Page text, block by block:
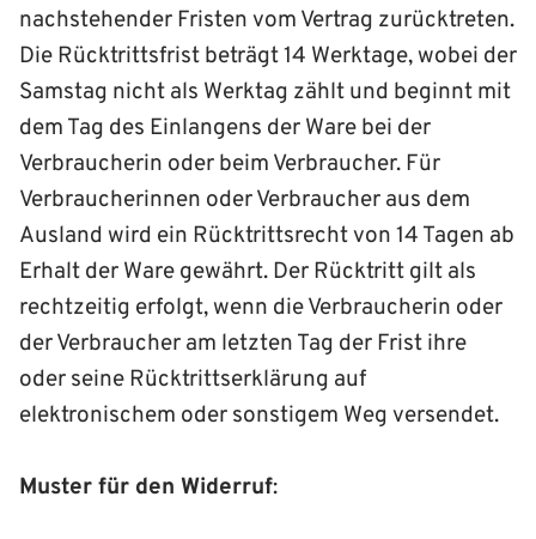
nachstehender Fristen vom Vertrag zurücktreten.
Die Rücktrittsfrist beträgt 14 Werktage, wobei der
Samstag nicht als Werktag zählt und beginnt mit
dem Tag des Einlangens der Ware bei der
Verbraucherin oder beim Verbraucher. Für
Verbraucherinnen oder Verbraucher aus dem
Ausland wird ein Rücktrittsrecht von 14 Tagen ab
Erhalt der Ware gewährt. Der Rücktritt gilt als
rechtzeitig erfolgt, wenn die Verbraucherin oder
der Verbraucher am letzten Tag der Frist ihre
oder seine Rücktrittserklärung auf
elektronischem oder sonstigem Weg versendet.
Muster für den Widerruf: